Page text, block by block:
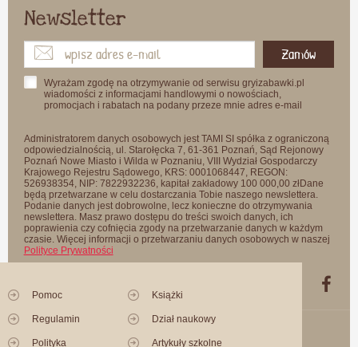
Newsletter
Zamów
Wyrażam zgodę na otrzymywanie od serwisu gryizabawki.pl
wiadomości z informacjami handlowymi o nowościach,
promocjach i rabatach na podany przeze mnie adres e-mail
Administratorem danych osobowych jest TAMI SI spółka z ograniczoną
odpowiedzialnością, ul. Starołęcka 7, 61-361 Poznań, Sąd Rejonowy
Poznań Nowe Miasto i Wilda w Poznaniu, VIII Wydział Gospodarczy
Krajowego Rejestru Sądowego, KRS: 0001068447, REGON:
526938354, NIP: 7822932236, kapitał zakładowy 100 000,00 złDane
będą przetwarzane w celu dostarczania Tobie naszego newslettera.
Podanie danych jest dobrowolne, lecz konieczne do otrzymywania
newslettera. Masz prawo dostępu do treści swoich danych, ich
poprawienia czy cofnięcia zgody na przetwarzanie danych w każdym
czasie. Więcej informacji o przetwarzaniu danych osobowych w naszej
Polityce Prywatności
Pomoc
Regulamin
Polityka
Książki
Dział naukowy
Artykuły szkolne